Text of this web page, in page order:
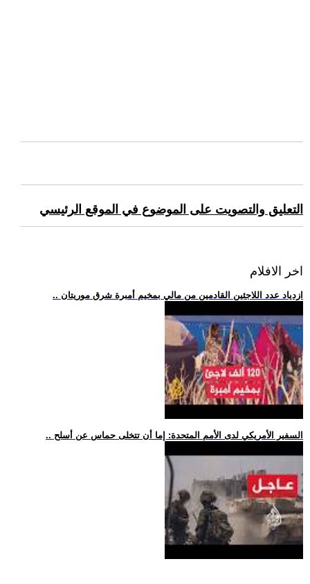
التعليق والتصويت على الموضوع في الموقع الرئيسي
اخر الافلام
.. ازدياد عدد اللاجئين القادمين من مالي بمخيم أمبرة شرق موريتان
.. السفير الأمريكي لدى الأمم المتحدة: إما أن تتخلى حماس عن أسلح